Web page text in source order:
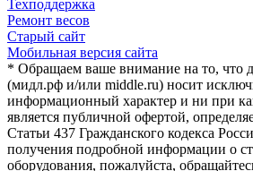
Техподдержка
Ремонт весов
Старый сайт
Мобильная версия сайта
* Обращаем ваше внимание на то, что
(мидл.рф и/или middle.ru) носит
информационный характер и ни при
является публичной офертой,
Статьи 437 Гражданского кодекса
получения подробной информации о
оборудования, пожалуйста,